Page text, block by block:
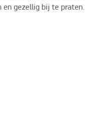
en gezellig bij te praten.